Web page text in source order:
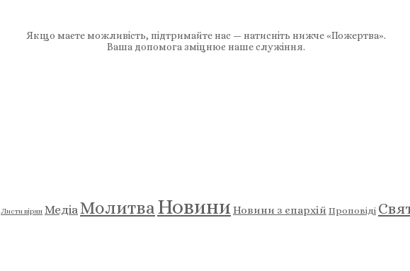
Якщо маєте можливість, підтримайте нас — натисніть нижче «Пожертва».
Ваша допомога зміцнює наше служіння.
Листи вірян Медіа МолитваНовини Новини з єпархій Проповіді